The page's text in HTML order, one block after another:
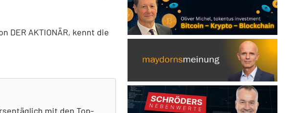
DER AKTIONÄR, kennt die
mit den Top-